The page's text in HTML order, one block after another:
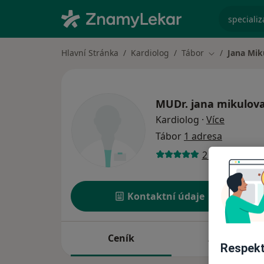
Hlavní Stránka Kardiolog Tábor Změna města
Jana
MUDr. jana
Kardiolog · Více
Tábor 1 adresa
2 názory
Kontaktní údaje
Ceník Adresy